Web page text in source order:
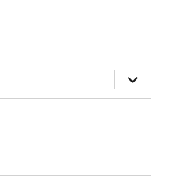
expande
el
menú